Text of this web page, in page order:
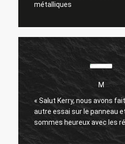
métalliques
M
« Salut Kerry, nous avons
autre essai sur le panneau
sommes heureux avec les